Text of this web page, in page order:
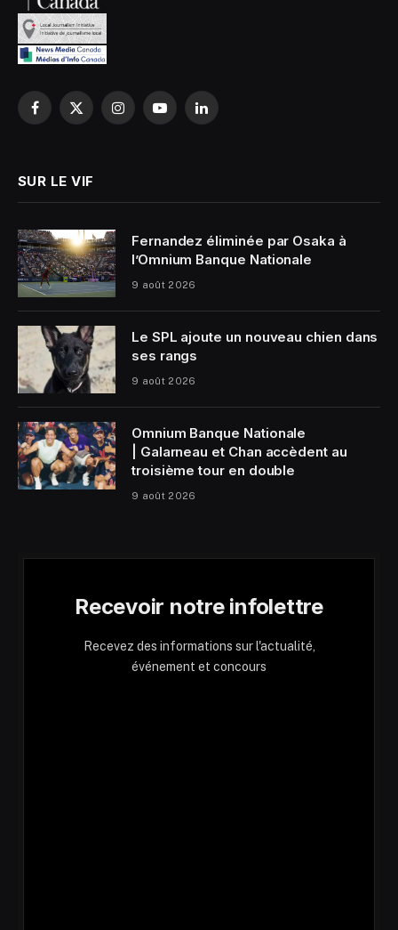
Facebook
X
InstagramYouTubeLinkedIn
SUR LE VIF
Fernandez éliminée par Osaka à
l’Omnium Banque Nationale
9 août 2026
Le SPL ajoute un nouveau chien dans
ses rangs
9 août 2026
Omnium Banque Nationale
| Galarneau et Chan accèdent au
troisième tour en double
9 août 2026
Recevoir notre infolettre
Recevez des informations sur l'actualité,
événement et concours